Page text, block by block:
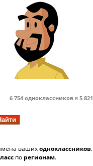
6 754 одноклассников в 5 821
вашиходноклассников.
по регионам.